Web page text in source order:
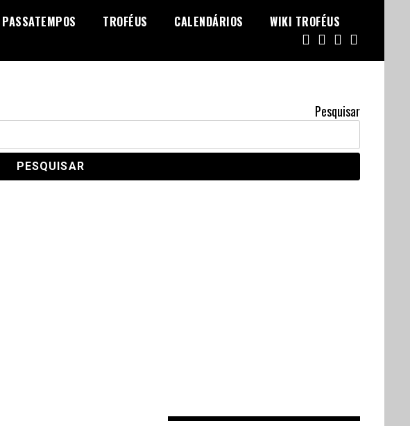
PASSATEMPOS TROFÉUS CALENDÁRIOS WIKI TROFÉUS
Pesquisar